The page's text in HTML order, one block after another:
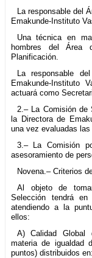
La responsable del
Emakunde-Instituto
Una técnica en
hombres del Área
Planificación.
La responsable
Emakunde-Instituto
actuará como
2.– La Comisión de
la Directora de
una vez evaluadas las
3.– La Comisión
asesoramiento de
Novena.– Criterios
Al objeto de
Selección tendrá en
atendiendo a la
ellos:
A) Calidad Global
materia de igualdad
puntos) distribuidos en: